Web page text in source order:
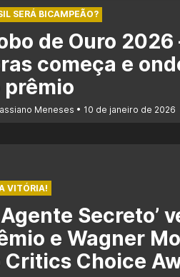
SERÁ BICAMPEÃO?
de Ouro 2026
começa e
prêmio
Meneses 10 de janeiro de 2026
VITÓRIA!
Agente Secreto’
e Wagner
Critics Choice